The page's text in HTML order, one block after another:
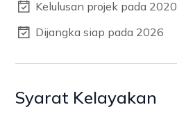
Kelulusan projek pada 2020
Dijangka siap pada 2026
Syarat Kelayakan